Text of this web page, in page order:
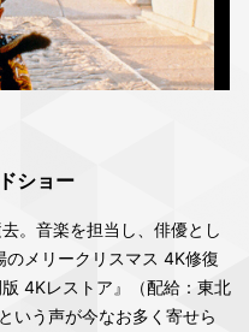
ショー
。音楽を担当し、俳優とし
メリークリスマス 4K修復
4Kレストア』（配給：東北
いう声が今なお多く寄せら